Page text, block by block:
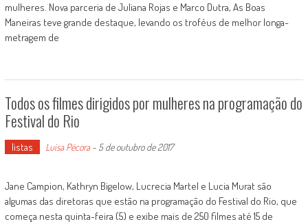
mulheres. Nova parceria de Juliana Rojas e Marco Dutra, As Boas
Maneiras teve grande destaque, levando os troféus de melhor longa-
metragem de
Todos os filmes dirigidos por mulheres na programação do
Festival do Rio
listas Luísa Pécora- 5 de outubro de 2017
Jane Campion, Kathryn Bigelow, Lucrecia Martel e Lucia Murat são
algumas das diretoras que estão na programação do Festival do Rio, que
começa nesta quinta-feira (5) e exibe mais de 250 filmes até 15 de